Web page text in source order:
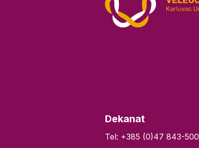
Dekanat
Tel: +385 (0)47 843-500